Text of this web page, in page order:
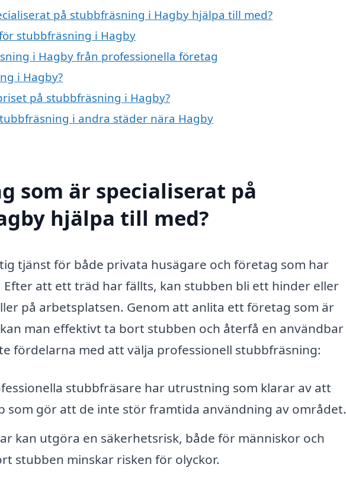
på stubbfräsning i Hagby hjälpa till med?
stubbfräsning i Hagby
i Hagby från professionella företag
i Hagby?
på stubbfräsning i Hagby?
i andra städer nära Hagby
som är specialiserat på
hjälpa till med?
tjänst för både privata husägare och företag som har
att ett träd har fällts, kan stubben bli ett hinder eller
på arbetsplatsen. Genom att anlita ett företag som är
man effektivt ta bort stubben och återfå en användbar
fördelarna med att välja professionell stubbfräsning:
stubbfräsare har utrustning som klarar av att
som gör att de inte stör framtida användning av området.
kan utgöra en säkerhetsrisk, både för människor och
stubben minskar risken för olyckor.